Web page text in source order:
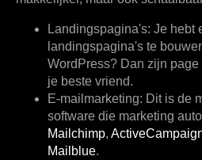
Landingspagina's: Je hebt
landingspagina's te
WordPress? Dan zijn
je beste vriend.
E-mailmarketing: Dit is de
software die marketing
Mailchimp,
Mailblue.